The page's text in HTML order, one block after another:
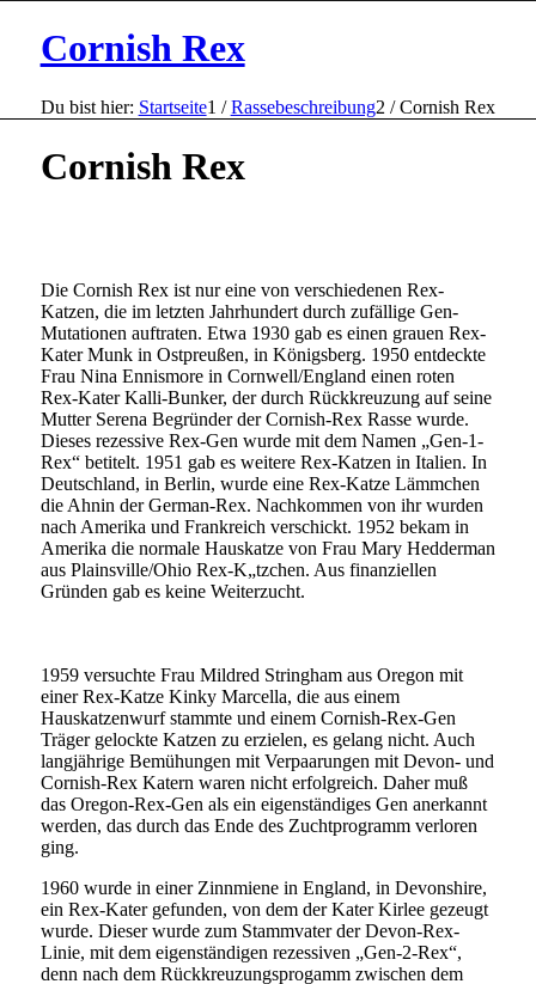
Cornish Rex
Du bist hier: Startseite1 / Rassebeschreibung2 / Cornish Rex
Cornish Rex
Die Cornish Rex ist nur eine von verschiedenen Rex-
Katzen, die im letzten Jahrhundert durch zufällige Gen-
Mutationen auftraten. Etwa 1930 gab es einen grauen Rex-
Kater Munk in Ostpreußen, in Königsberg. 1950 entdeckte
Frau Nina Ennismore in Cornwell/England einen roten
Rex-Kater Kalli-Bunker, der durch Rückkreuzung auf seine
Mutter Serena Begründer der Cornish-Rex Rasse wurde.
Dieses rezessive Rex-Gen wurde mit dem Namen „Gen-1-
Rex“ betitelt. 1951 gab es weitere Rex-Katzen in Italien. In
Deutschland, in Berlin, wurde eine Rex-Katze Lämmchen
die Ahnin der German-Rex. Nachkommen von ihr wurden
nach Amerika und Frankreich verschickt. 1952 bekam in
Amerika die normale Hauskatze von Frau Mary Hedderman
aus Plainsville/Ohio Rex-K„tzchen. Aus finanziellen
Gründen gab es keine Weiterzucht.
1959 versuchte Frau Mildred Stringham aus Oregon mit
einer Rex-Katze Kinky Marcella, die aus einem
Hauskatzenwurf stammte und einem Cornish-Rex-Gen
Träger gelockte Katzen zu erzielen, es gelang nicht. Auch
langjährige Bemühungen mit Verpaarungen mit Devon- und
Cornish-Rex Katern waren nicht erfolgreich. Daher muß
das Oregon-Rex-Gen als ein eigenständiges Gen anerkannt
werden, das durch das Ende des Zuchtprogramm verloren
ging.
1960 wurde in einer Zinnmiene in England, in Devonshire,
ein Rex-Kater gefunden, von dem der Kater Kirlee gezeugt
wurde. Dieser wurde zum Stammvater der Devon-Rex-
Linie, mit dem eigenständigen rezessiven „Gen-2-Rex“,
denn nach dem Rückkreuzungsprogamm zwischen dem